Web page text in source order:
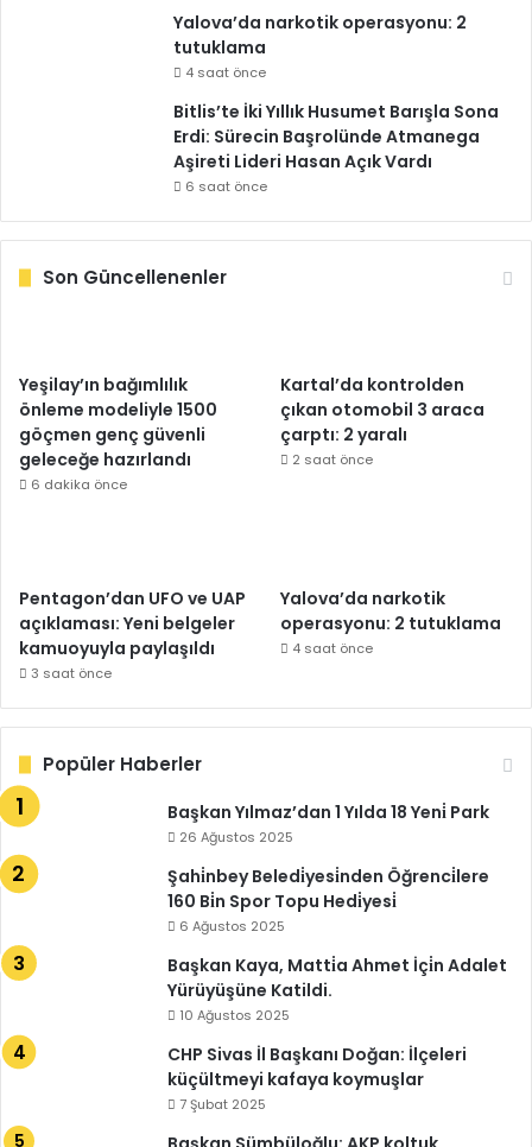
Yalova’da narkotik operasyonu: 2
tutuklama
4 saat önce
Bitlis’te İki Yıllık Husumet Barışla Sona
Erdi: Sürecin Başrolünde Atmanega
Aşireti Lideri Hasan Açık Vardı
6 saat önce
Son Güncellenenler
Yeşilay’ın bağımlılık
önleme modeliyle 1500
göçmen genç güvenli
geleceğe hazırlandı
6 dakika önce
Kartal’da kontrolden
çıkan otomobil 3 araca
çarptı: 2 yaralı
2 saat önce
Pentagon’dan UFO ve UAP
açıklaması: Yeni belgeler
kamuoyuyla paylaşıldı
3 saat önce
Yalova’da narkotik
operasyonu: 2 tutuklama
4 saat önce
Popüler Haberler
Başkan Yılmaz’dan 1 Yılda 18 Yeni̇ Park
26 Ağustos 2025
Şahi̇nbey Beledi̇yesi̇nden Öğrenci̇lere
160 Bi̇n Spor Topu Hedi̇yesi̇
6 Ağustos 2025
Başkan Kaya, Matti̇a Ahmet İçi̇n Adalet
Yürüyüşüne Katildi.
10 Ağustos 2025
CHP Sivas İl Başkanı Doğan: İlçeleri
küçültmeyi kafaya koymuşlar
7 Şubat 2025